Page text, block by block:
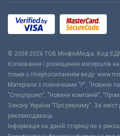
© 2008-2026 ТОВ МiнфiнМедiа. Код
Копіювання і розміщення матеріалів
тільки з гіперпосиланням виду:
Матеріали з позначками "Р", "Новини
"Спецпроект", "Новини компаній",
Закону України "Про рекламу". За
рекламодавець.
Інформація на даній сторінці не є